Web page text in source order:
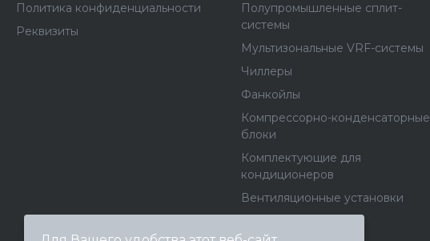
Политика конфиденциальности
Реквизиты
Полупромышленные сплит-
системы
Мультизональные VRF-системы
Чиллеры
Фанкойлы
Компрессорно-конденсаторные
блоки
Комплектующие для
кондиционеров
Вентиляционные установки